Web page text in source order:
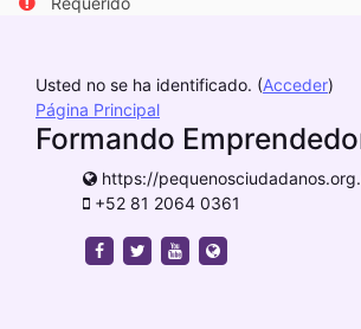
Usted no se ha identificado. (Acceder)
Página Principal
Formando
https://
+52 81 2064 0361
https://www.facebook.com/
https://twitter.com/
https://